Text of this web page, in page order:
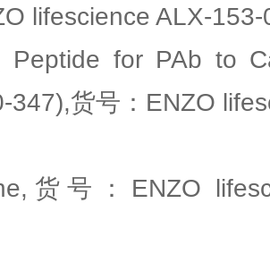
lifescience ALX-
Peptide for PAb to
347),货号：ENZO
货号：ENZO